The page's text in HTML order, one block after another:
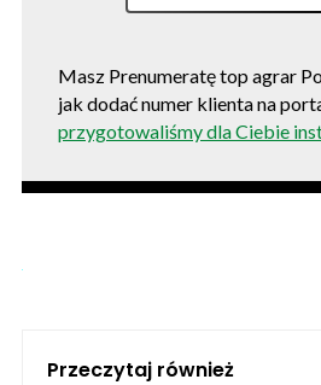
Masz Prenumeratę top agrar
jak dodać numer klienta na
przygotowaliśmy dla Ciebie
Przeczytaj również